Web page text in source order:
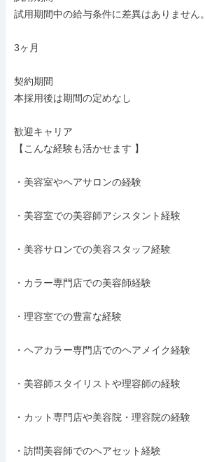
試用期間中の給与条件に差異はありません。
3ヶ月
契約期間
本採用後は期間の定めなし
歓迎キャリア
【こんな経験も活かせます 】
・美容室やヘアサロンの経験
・美容室での美容師アシスタント経験
・美容サロンでの美容スタッフ経験
・カラー専門店での美容師経験
・理容室での豊富な経験
・ヘアカラー専門店でのヘアメイク経験
・美容師スタイリストや理容師の経験
・カット専門店や美容院・理容院の経験
・訪問美容師でのヘアセット経験